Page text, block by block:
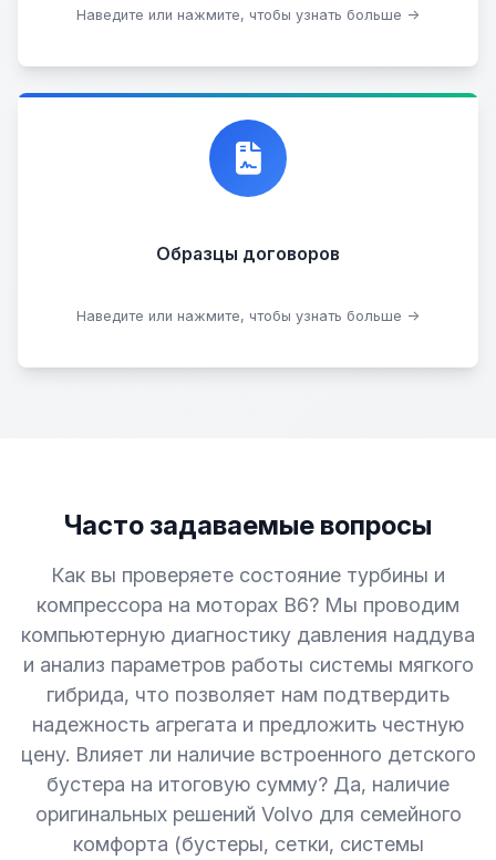
Наведите или нажмите, чтобы узнать больше →
Стать партнером
Образцы договоров
Наведите или нажмите, чтобы узнать больше →
Договор купли-продажи
Скачать образцы
Часто задаваемые вопросы
Как вы проверяете состояние турбины и
компрессора на моторах B6? Мы проводим
компьютерную диагностику давления наддува
и анализ параметров работы системы мягкого
гибрида, что позволяет нам подтвердить
надежность агрегата и предложить честную
цену. Влияет ли наличие встроенного детского
бустера на итоговую сумму? Да, наличие
оригинальных решений Volvo для семейного
комфорта (бустеры, сетки, системы